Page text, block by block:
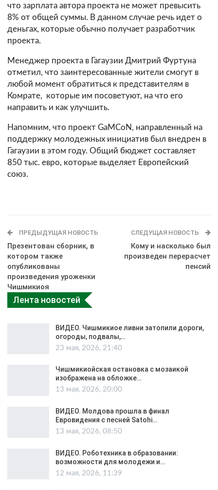
что зарплата автора проекта не может превысить
8% от общей суммы. В данном случае речь идет о
деньгах, которые обычно получает разработчик
проекта.
Менеджер проекта в Гагаузии Дмитрий Фуртуна
отметил, что заинтересованные жители смогут в
любой момент обратиться к представителям в
Комрате, которые им посоветуют, на что его
направить и как улучшить.
Напомним, что проект GaMCoN, направленный на
поддержку молодежных инициатив был внедрен в
Гагаузии в этом году. Общий бюджет составляет
850 тыс. евро, которые выделяет Европейский
союз.
ПРЕДЫДУЩАЯ НОВОСТЬ
Презентован сборник, в
котором также
опубликованы
произведения уроженки
Чишмикиоя
СЛЕДУЩАЯ НОВОСТЬ
Кому и насколько был
произведен перерасчет
пенсий
Лента новостей
ВИДЕО. Чишмикиое ливни затопили дороги,
огороды, подвалы,…
23 мая, 2026, 21:40
Чишмикиойская остановка с мозаикой
изображена на обложке…
13 мая, 2026, 20:00
ВИДЕО. Молдова прошла в финал
Евровидения с песней Satohi…
13 мая, 2026, 08:50
ВИДЕО. Роботехника в образовании:
возможности для молодежи и…
12 мая, 2026, 11:39